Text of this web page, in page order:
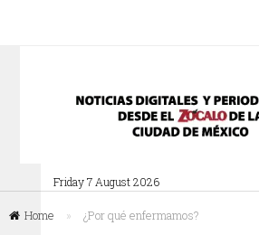
Friday 7 August 2026
Home » ¿Por qué enfermamos?